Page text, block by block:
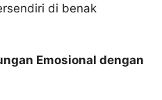
di benak
Emosional dengan